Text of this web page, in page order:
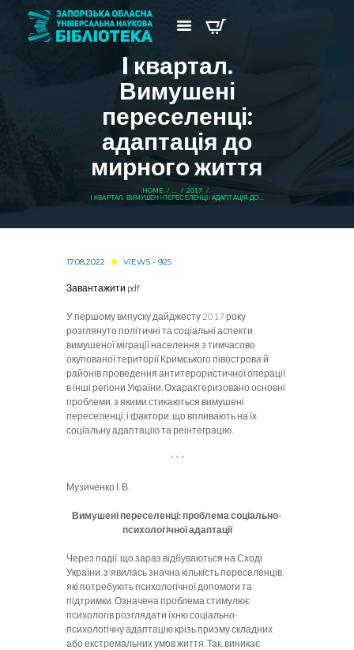
I квартал.
Вимушені
переселенці:
адаптація до
мирного життя
HOME ...
2017
I КВАРТАЛ. ВИМУШЕНІ ПЕРЕСЕЛЕНЦІ: АДАПТАЦІЯ ДО...
17.08.2022 VIEWS - 925
Завантажити pdf
У першому випуску дайджесту 2017 року
розглянуто політичні та соціальні аспекти
вимушеної міграції населення з тимчасово
окупованої території Кримського півострова й
районів проведення антитерористичної операції
в інші регіони України. Охарактеризовано основні
проблеми, з якими стикаються вимушені
переселенці, і фактори, що впливають на їх
соціальну адаптацію та реінтеграцію.
* * *
Музиченко І. В.
Вимушені переселенці: проблема соціально-
психологічної адаптації
Через події, що зараз відбуваються на Сході
України, з'явилась значна кількість переселенців,
які потребують психологічної допомоги та
підтримки. Означена проблема стимулює
психологів розглядати їхню соціально-
психологічну адаптацію крізь призму складних
або екстремальних умов життя. Так, виникає